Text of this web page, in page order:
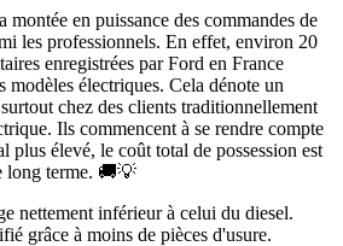
montée en puissance des commandes de
les professionnels. En effet, environ 20
enregistrées par Ford en France
modèles électriques. Cela dénote un
chez des clients traditionnellement
Ils commencent à se rendre compte
plus élevé, le coût total de possession est
long terme. 🚚💡
nettement inférieur à celui du diesel.
grâce à moins de pièces d'usure.